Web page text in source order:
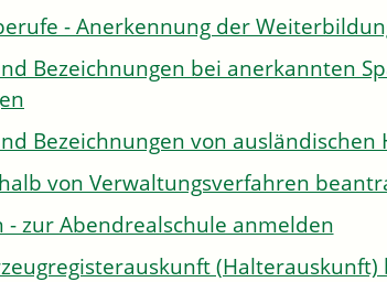
- Anerkennung der
Bezeichnungen bei anerkannten
Bezeichnungen von ausländischen
von Verwaltungsverfahren
zur Abendrealschule anmelden
(Halterauskunft)